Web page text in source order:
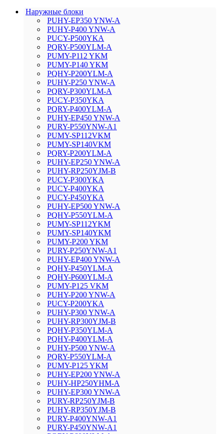
Наружные блоки
PUHY-EP350 YNW-A
PUHY-P400 YNW-A
PUCY-P500YKA
PQRY-P500YLM-A
PUMY-P112 YKM
PUMY-P140 YKM
PQHY-P200YLM-A
PUHY-P250 YNW-A
PQRY-P300YLM-A
PUCY-P350YKA
PQRY-P400YLM-A
PUHY-EP450 YNW-A
PURY-P550YNW-A1
PUMY-SP112VKM
PUMY-SP140VKM
PQRY-P200YLM-A
PUHY-EP250 YNW-A
PUHY-RP250YJM-B
PUCY-P300YKA
PUCY-P400YKA
PUCY-P450YKA
PUHY-EP500 YNW-A
PQHY-P550YLM-A
PUMY-SP112YKM
PUMY-SP140YKM
PUMY-P200 YKM
PURY-P250YNW-A1
PUHY-EP400 YNW-A
PQHY-P450YLM-A
PQHY-P600YLM-A
PUMY-P125 VKM
PUHY-P200 YNW-A
PUCY-P200YKA
PUHY-P300 YNW-A
PUHY-RP300YJM-B
PQHY-P350YLM-A
PQHY-P400YLM-A
PUHY-P500 YNW-A
PQRY-P550YLM-A
PUMY-P125 YKM
PUHY-EP200 YNW-A
PUHY-HP250YHM-A
PUHY-EP300 YNW-A
PURY-RP250YJM-B
PUHY-RP350YJM-B
PURY-P400YNW-A1
PURY-P450YNW-A1